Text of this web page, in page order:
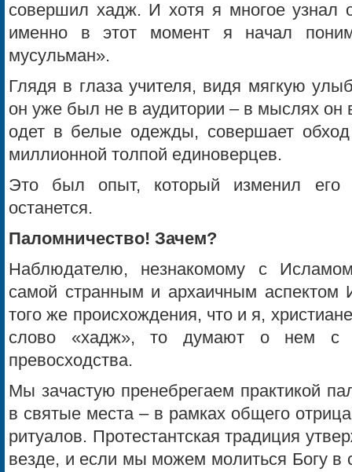
совершил хадж. И хотя я многое узнал
именно в этот момент я начал
мусульман».
Глядя в глаза учителя, видя мягкую
он уже был не в аудитории – в мыслях он
одет в белые одежды, совершает
миллионной толпой единоверцев.
Это был опыт, который изменил
останется.
Паломничество! Зачем?
Наблюдателю, незнакомому с
самой странным и архаичным аспектом
того же происхождения, что и я,
слово «хадж», то думают о нем с
превосходства.
Мы зачастую пренебрегаем практикой
в святые места – в рамках общего
ритуалов. Протестантская традиция
везде, и если мы можем молиться Богу в